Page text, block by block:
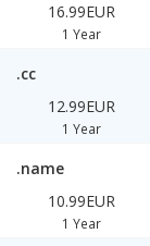
16.99EUR
1 Year
.cc
12.99EUR
1 Year
.name
10.99EUR
1 Year